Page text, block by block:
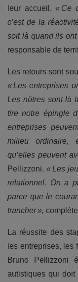
leur accueil.« Ce
c’est de la
soit là quand ils ont
responsable de
Les retours sont
« Les entreprises
Les nôtres sont là
tire notre épingle
entreprises
milieu ordinaire,
qu’elles peuvent
Pellizzoni. « Les
relationnel. On a
parce que le
trancher »,
La réussite des
les entreprises, les
Bruno Pellizzoni
autistiques qui doit